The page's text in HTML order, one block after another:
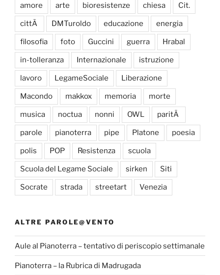
amore arte bioresistenze chiesa Cit.
cittÃ DMTuroldo educazione energia
filosofia foto Guccini guerra Hrabal
in-tolleranza Internazionale istruzione
lavoro LegameSociale Liberazione
Macondo makkox memoria morte
musica noctua nonni OWL paritÃ
parole pianoterra pipe Platone poesia
polis POP Resistenza scuola
Scuola del Legame Sociale sirken Siti
Socrate strada streetart Venezia
ALTRE PAROLE@VENTO
Aule al Pianoterra – tentativo di periscopio settimanale
Pianoterra – la Rubrica di Madrugada